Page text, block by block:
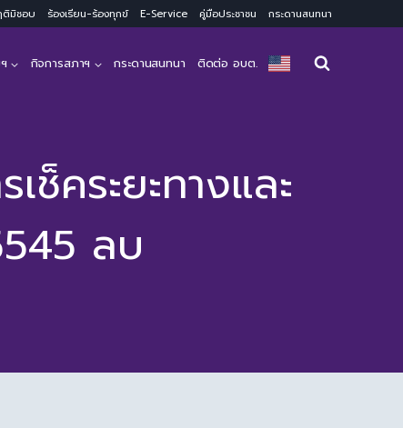
ติมิชอบ ร้องเรียน-ร้องทุกข์ E-Service คู่มือประชาชน กระดานสนทนา
กิจการสภาฯ กระดานสนทนา ติดต่อ อบต.
ช็คระยะทางและ
ลบ